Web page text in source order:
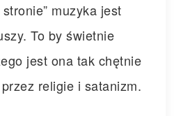
muzyka jest
To by świetnie
jest ona tak chętnie
religie i satanizm.